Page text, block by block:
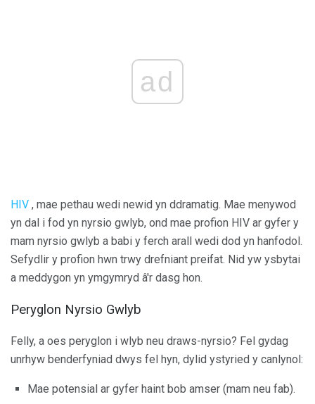
ad
HIV , mae pethau wedi newid yn ddramatig. Mae menywod
yn dal i fod yn nyrsio gwlyb, ond mae profion HIV ar gyfer y
mam nyrsio gwlyb a babi y ferch arall wedi dod yn hanfodol.
Sefydlir y profion hwn trwy drefniant preifat. Nid yw ysbytai
a meddygon yn ymgymryd â'r dasg hon.
Peryglon Nyrsio Gwlyb
Felly, a oes peryglon i wlyb neu draws-nyrsio? Fel gydag
unrhyw benderfyniad dwys fel hyn, dylid ystyried y canlynol:
Mae potensial ar gyfer haint bob amser (mam neu fab).